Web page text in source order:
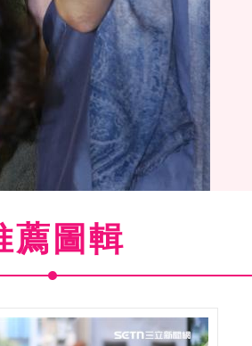
天倫.李志希.李志奇等藝人齊
薦圖輯